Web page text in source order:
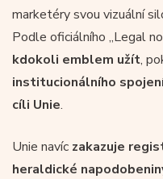
marketéry svou vizuální
Podle oficiálního „Legal
kdokoli emblem užít,
institucionálního
cíli Unie.
Unie navíc zakazuje
heraldické